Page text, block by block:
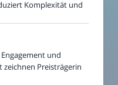
Komplexität und
und
zeichnen Preisträgerin